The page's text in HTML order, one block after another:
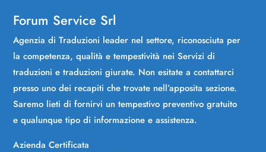
Forum Service Srl
Agenzia di Traduzioni leader nel settore, riconosciuta per
la competenza, qualità e tempestività nei Servizi di
traduzioni e traduzioni giurate. Non esitate a contattarci
presso uno dei recapiti che trovate nell’apposita sezione.
Saremo lieti di fornirvi un tempestivo preventivo gratuito
e qualunque tipo di informazione e assistenza.
Azienda Certificata